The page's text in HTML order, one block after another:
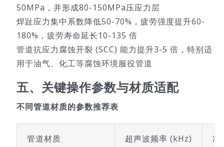
50MPa，并形成80-150MPa压应力层
焊趾应力集中系数降低50-70%，疲劳强度提升60-
180%，疲劳寿命延长10-135 倍
管道抗应力腐蚀开裂 (SCC) 能力提升3-5 倍，特别适
用于油气、化工等腐蚀环境服役管道
五、关键操作参数与材质适配
不同管道材质的参数推荐表
管道材质 超声波频率 (kHz) 冲